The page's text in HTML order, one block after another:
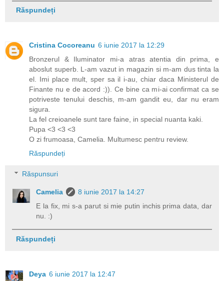
Răspundeți
Cristina Cocoreanu 6 iunie 2017 la 12:29
Bronzerul & Iluminator mi-a atras atentia din prima, e
aboslut superb. L-am vazut in magazin si m-am dus tinta la
el. Imi place mult, sper sa il i-au, chiar daca Ministerul de
Finante nu e de acord :)). Ce bine ca mi-ai confirmat ca se
potriveste tenului deschis, m-am gandit eu, dar nu eram
sigura.
La fel creioanele sunt tare faine, in special nuanta kaki.
Pupa <3 <3 <3
O zi frumoasa, Camelia. Multumesc pentru review.
Răspundeți
Răspunsuri
Camelia
8 iunie 2017 la 14:27
E la fix, mi s-a parut si mie putin inchis prima data, dar
nu. :)
Răspundeți
Deya 6 iunie 2017 la 12:47